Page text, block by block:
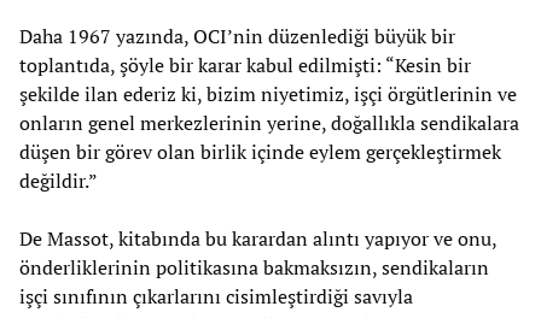
Daha 1967 yazında, OCI’nin düzenlediği büyük bir
toplantıda, şöyle bir karar kabul edilmişti: “Kesin bir
şekilde ilan ederiz ki, bizim niyetimiz, işçi örgütlerinin ve
onların genel merkezlerinin yerine, doğallıkla sendikalara
düşen bir görev olan birlik içinde eylem gerçekleştirmek
değildir.”
De Massot, kitabında bu karardan alıntı yapıyor ve onu,
önderliklerinin politikasına bakmaksızın, sendikaların
işçi sınıfının çıkarlarını cisimleştirdiği savıyla